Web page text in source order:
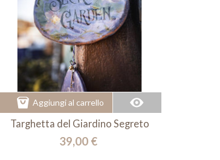
Aggiungi al carrello
Targhetta del Giardino Segreto
39,00 €